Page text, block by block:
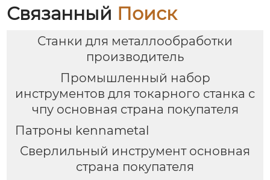
Связанный Поиск
Станки для металлообработки
производитель
Промышленный набор
инструментов для токарного станка с
чпу основная страна покупателя
Патроны kennametal
Сверлильный инструмент основная
страна покупателя